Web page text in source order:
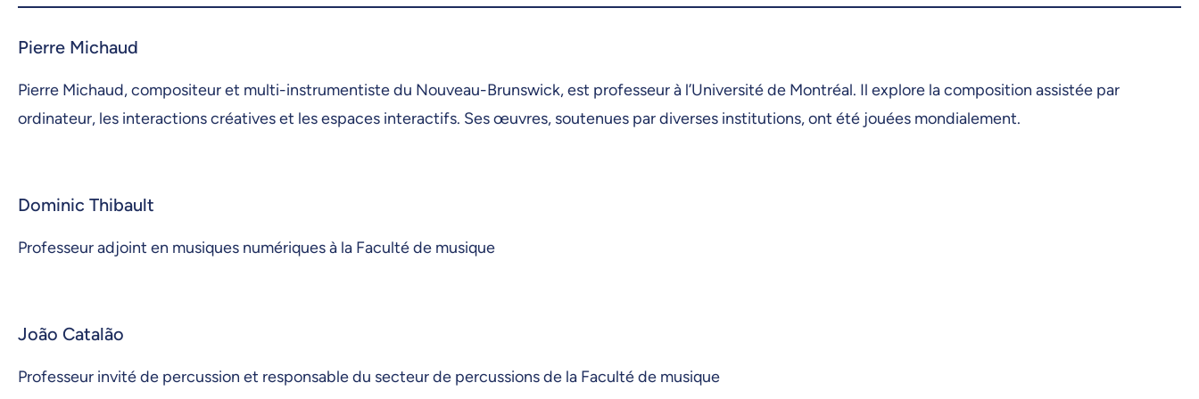
Pierre Michaud
Pierre Michaud, compositeur et multi-instrumentiste du Nouveau-Brunswick, est professeur à l’Université de Montréal. Il explore la composition assistée par
ordinateur, les interactions créatives et les espaces interactifs. Ses œuvres, soutenues par diverses institutions, ont été jouées mondialement.
Dominic Thibault
Professeur adjoint en musiques numériques à la Faculté de musique
João Catalão
Professeur invité de percussion et responsable du secteur de percussions de la Faculté de musique